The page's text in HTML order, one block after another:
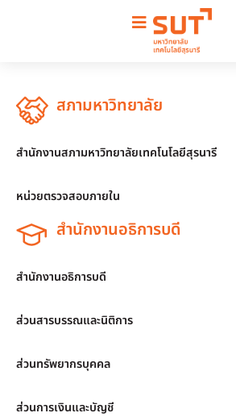
สภามหาวิทยาลัย
สำนักงานสภามหาวิทยาลัยเทคโนโลยีสุรนารี
หน่วยตรวจสอบภายใน
สำนักงานอธิการบดี
สำนักงานอธิการบดี
ส่วนสารบรรณและนิติการ
ส่วนทรัพยากรบุคคล
ส่วนการเงินและบัญชี